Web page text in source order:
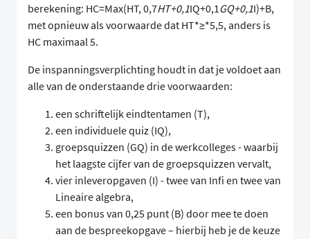
berekening: HC=Max(HT, 0,7HT+0,1IQ+0,1GQ+0,1I)+B,
met opnieuw als voorwaarde dat HT*≥*5,5, anders is
HC maximaal 5.
De inspanningsverplichting houdt in dat je voldoet aan
alle van de onderstaande drie voorwaarden:
een schriftelijk eindtentamen (T),
een individuele quiz (IQ),
groepsquizzen (GQ) in de werkcolleges - waarbij
het laagste cijfer van de groepsquizzen vervalt,
vier inleveropgaven (I) - twee van Infi en twee van
Lineaire algebra,
een bonus van 0,25 punt (B) door mee te doen
aan de bespreekopgave – hierbij heb je de keuze